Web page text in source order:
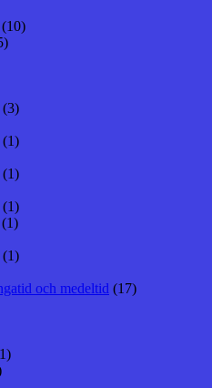
(10)
(3)
(1)
(1)
(1)
(1)
(1)
och medeltid (17)